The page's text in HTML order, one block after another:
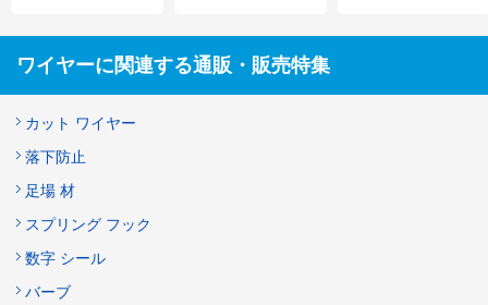
ワイヤーに関連する通販・販売特集
カット ワイヤー
落下防止
足場 材
スプリング フック
数字 シール
バーブ